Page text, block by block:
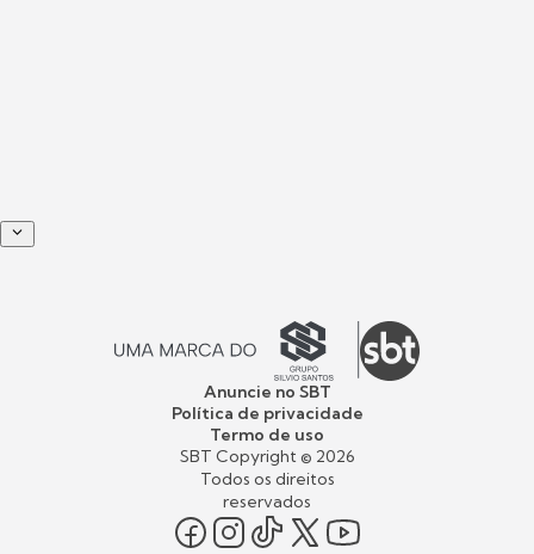
Anuncie no SBT
Política de privacidade
Termo de uso
SBT Copyright © 2026
Todos os direitos
reservados